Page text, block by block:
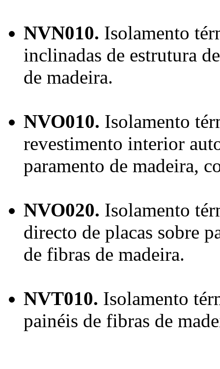
NVN010. Isolamento
inclinadas de estrutura
de madeira.
NVO010. Isolamento
revestimento interior
paramento de madeira,
NVO020. Isolamento
directo de placas sobre
de fibras de madeira.
NVT010. Isolamento
painéis de fibras de